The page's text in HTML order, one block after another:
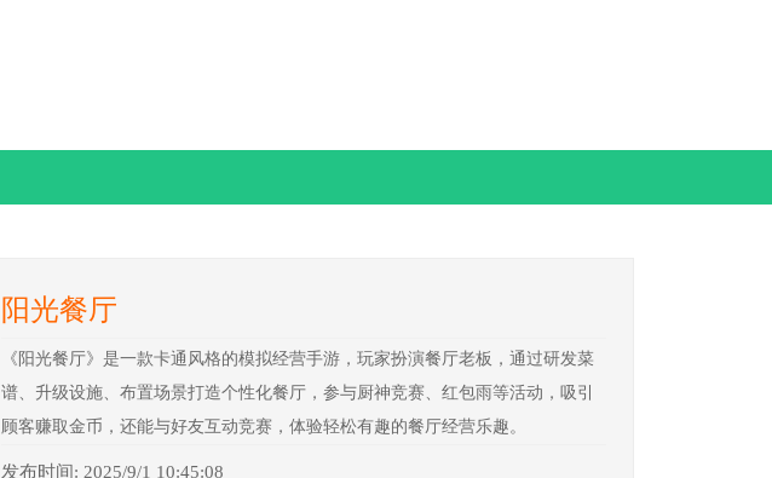
阳光餐厅
《阳光餐厅》是一款卡通风格的模拟经营手游，玩家扮演餐厅老板，通过研发菜
谱、升级设施、布置场景打造个性化餐厅，参与厨神竞赛、红包雨等活动，吸引
顾客赚取金币，还能与好友互动竞赛，体验轻松有趣的餐厅经营乐趣。
发布时间: 2025/9/1 10:45:08